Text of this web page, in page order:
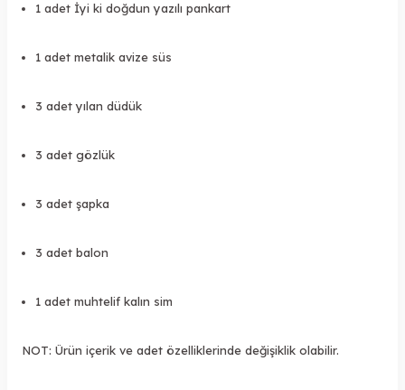
1 adet İyi ki doğdun yazılı pankart
1 adet metalik avize süs
3 adet yılan düdük
3 adet gözlük
3 adet şapka
3 adet balon
1 adet muhtelif kalın sim
NOT: Ürün içerik ve adet özelliklerinde değişiklik olabilir.